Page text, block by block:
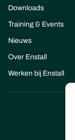
Downloads
Training & Events
Nieuws
Over Enstall
Werken bij Enstall